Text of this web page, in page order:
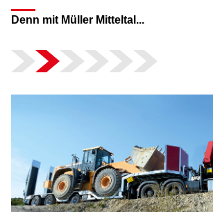
Denn mit Müller Mitteltal...